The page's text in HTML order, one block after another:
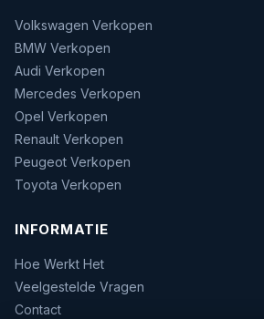
Volkswagen Verkopen
BMW Verkopen
Audi Verkopen
Mercedes Verkopen
Opel Verkopen
Renault Verkopen
Peugeot Verkopen
Toyota Verkopen
INFORMATIE
Hoe Werkt Het
Veelgestelde Vragen
Contact